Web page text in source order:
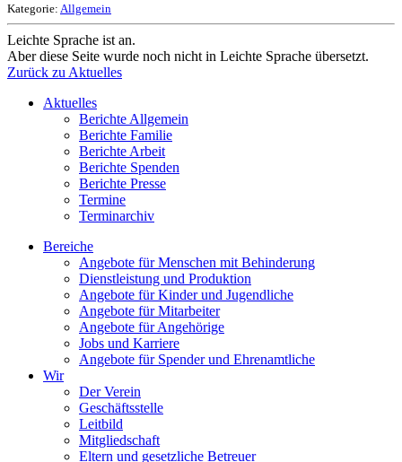
Kategorie: Allgemein
Leichte Sprache ist an.
Aber diese Seite wurde noch nicht in Leichte Sprache übersetzt.
Zurück zu Aktuelles
Aktuelles
Berichte Allgemein
Berichte Familie
Berichte Arbeit
Berichte Spenden
Berichte Presse
Termine
Terminarchiv
Bereiche
Angebote für Menschen mit Behinderung
Dienstleistung und Produktion
Angebote für Kinder und Jugendliche
Angebote für Mitarbeiter
Angebote für Angehörige
Jobs und Karriere
Angebote für Spender und Ehrenamtliche
Wir
Der Verein
Geschäftsstelle
Leitbild
Mitgliedschaft
Eltern und gesetzliche Betreuer